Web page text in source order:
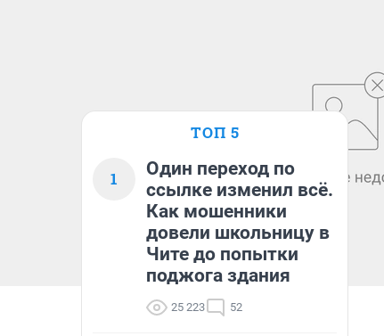
ТОП 5
1
Один переход по
ссылке изменил всё.
Как мошенники
довели школьницу в
Чите до попытки
поджога здания
25 223 52